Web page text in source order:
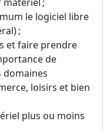
le logiciel libre
;
et faire prendre
de
domaines
loisirs et bien
plus ou moins